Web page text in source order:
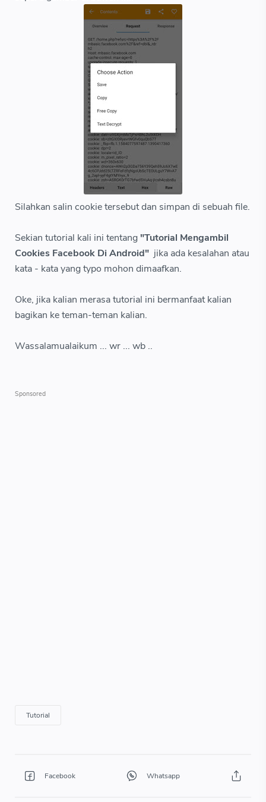
Silahkan salin cookie tersebut dan simpan di sebuah file.
Sekian tutorial kali ini tentang"Tutorial Mengambil
Cookies Facebook Di Android" jika ada kesalahan atau
kata - kata yang typo mohon dimaafkan.
Oke, jika kalian merasa tutorial ini bermanfaat kalian
bagikan ke teman-teman kalian.
Wassalamualaikum ... wr ... wb ..